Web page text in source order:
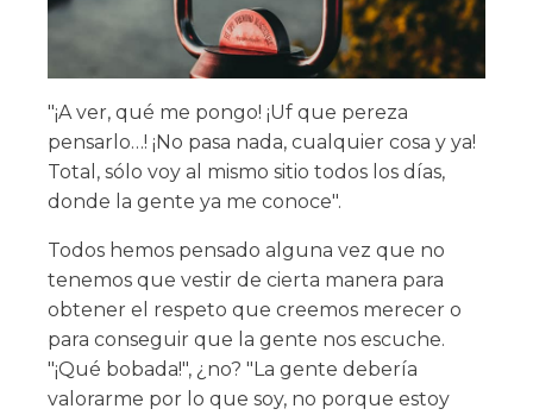
"¡A ver, qué me pongo! ¡Uf que pereza
pensarlo…! ¡No pasa nada, cualquier cosa y ya!
Total, sólo voy al mismo sitio todos los días,
donde la gente ya me conoce".
Todos hemos pensado alguna vez que no
tenemos que vestir de cierta manera para
obtener el respeto que creemos merecer o
para conseguir que la gente nos escuche.
"¡Qué bobada!", ¿no? "La gente debería
valorarme por lo que soy, no porque estoy